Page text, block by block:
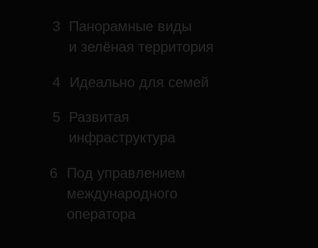
3
Панорамные виды
и зелёная территория
4 Идеально для семей
5
Развитая
инфраструктура
6
Под управлением
международного
оператора